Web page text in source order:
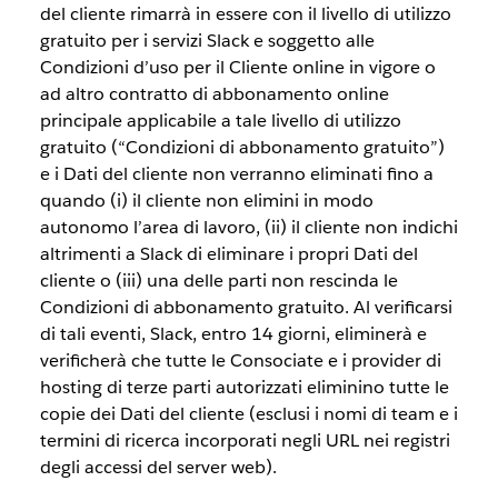
del cliente rimarrà in essere con il livello di utilizzo
gratuito per i servizi Slack e soggetto alle
Condizioni d’uso per il Cliente online in vigore o
ad altro contratto di abbonamento online
principale applicabile a tale livello di utilizzo
gratuito (“Condizioni di abbonamento gratuito”)
e i Dati del cliente non verranno eliminati fino a
quando (i) il cliente non elimini in modo
autonomo l’area di lavoro, (ii) il cliente non indichi
altrimenti a Slack di eliminare i propri Dati del
cliente o (iii) una delle parti non rescinda le
Condizioni di abbonamento gratuito. Al verificarsi
di tali eventi, Slack, entro 14 giorni, eliminerà e
verificherà che tutte le Consociate e i provider di
hosting di terze parti autorizzati eliminino tutte le
copie dei Dati del cliente (esclusi i nomi di team e i
termini di ricerca incorporati negli URL nei registri
degli accessi del server web).